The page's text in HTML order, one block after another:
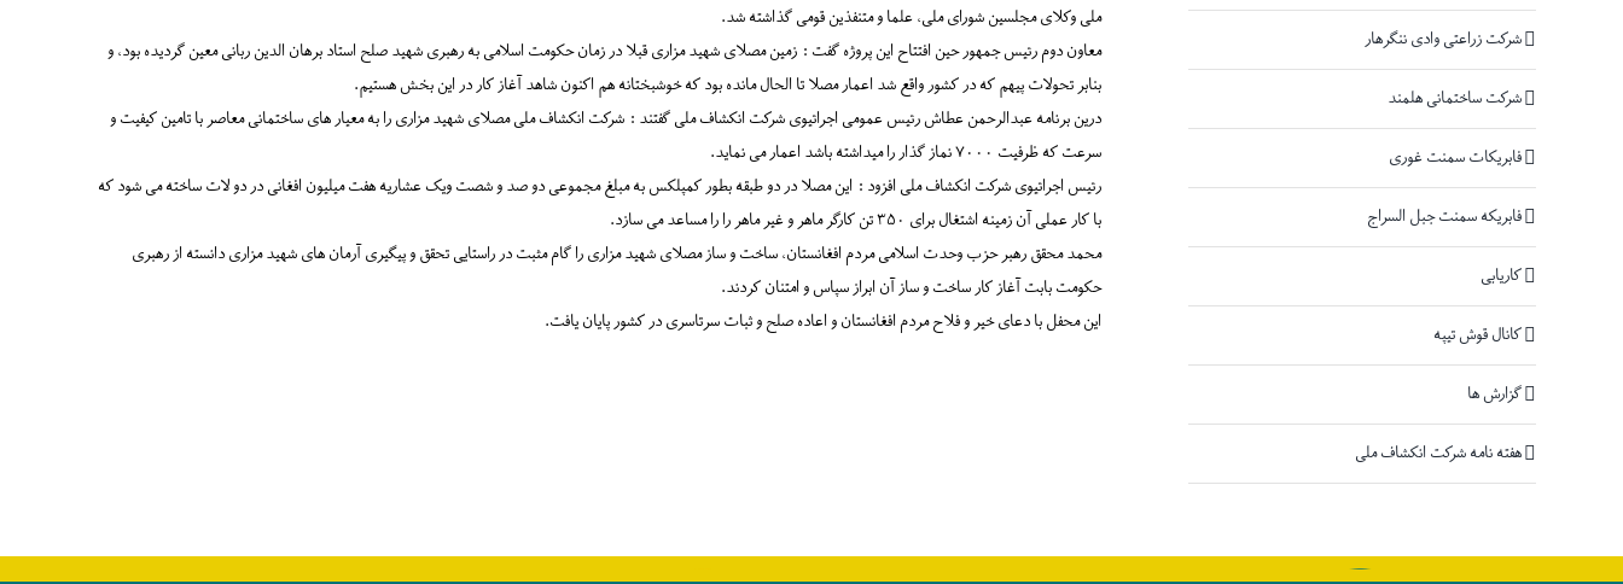
ملی وکلای مجلسین شورای ملی، علما و متنفذین قومی گذاشته شد.
معاون دوم رئیس جمهور حین افتتاح این پروژه گفت : زمین مصلای شهید مزاری قبلا در زمان حکومت اسلامی به رهبری شهید صلح استاد برهان الدین ربانی معین گردیده بود، و
بنابر تحولات پیهم که در کشور واقع شد اعمار مصلا تا الحال مانده بود که خوشبختانه هم اکنون شاهد آغاز کار در این بخش هستیم.
درین برنامه عبدالرحمن عطاش رئیس عمومی اجرائیوی شرکت انکشاف ملی گفتند : شرکت انکشاف ملی مصلای شهید مزاری را به معیار های ساختمانی معاصر با تامین کیفیت و
سرعت که ظرفیت ۷۰۰۰ نماز گذار را میداشته باشد اعمار می نماید.
رئیس اجرائیوی شرکت انکشاف ملی افزود : این مصلا در دو طبقه بطور کمپلکس به مبلغ مجموعی دو صد و شصت ویک عشاریه هفت میلیون افغانی در دو لات ساخته می شود که
با کار عملی آن زمینه اشتغال برای ۳۵۰ تن کارگر ماهر و غیر ماهر را را مساعد می سازد.
محمد محقق رهبر حزب وحدت اسلامی مردم افغانستان، ساخت و ساز مصلای شهید مزاری را گام مثبت در راستایی تحقق و پیگیری آرمان های شهید مزاری دانسته از رهبری
حکومت بابت آغاز کار ساخت و ساز آن ابراز سپاس و امتنان کردند.
این محفل با دعای خیر و فلاح مردم افغانستان و اعاده صلح و ثبات سرتاسری در کشور پایان یافت.
شرکت زراعتی وادی ننگرهار
شرکت ساختمانی هلمند
فابریکات سمنت غوری
فابریکه سمنت جبل السراج
کاریابی
کانال قوش تیپه
گزارش ها
هفته نامه شرکت انکشاف ملی